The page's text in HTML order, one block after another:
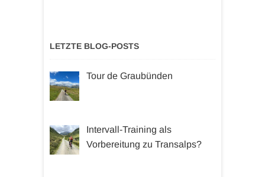
LETZTE BLOG-POSTS
Tour de Graubünden
Intervall-Training als
Vorbereitung zu Transalps?